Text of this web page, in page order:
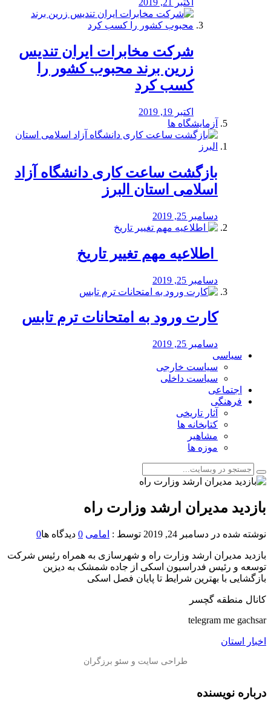
اکتبر 21, 2019
شرکت مخابرات ایران تندیس
زرین برند محبوب کشور را
کسب کرد
اکتبر 19, 2019
آزمایشگاه ها
بازگشت ساعت کاری دانشگاه آزاد
اسلامی استان البرز
دسامبر 25, 2019
️ اطلاعیه مهم تغییر تاریخ
دسامبر 25, 2019
کارت ورود به امتحانات ترم تابس
دسامبر 25, 2019
سیاسی
سیاست خارجی
سیاست داخلی
اجتماعی
فرهنگی
آثار تاریخی
کتابخانه ها
مشاهیر
موزه ها
بازدید مدیران ارشد وزارت راه
نوشته شده در دسامبر 24, 2019 توسط : امامی 0 دیدگاه ها0
بازدید مدیران ارشد وزارت راه و شهرسازی به همراه رئیس شرکت
توسعه و رئیس فدراسیون اسکی از جاده شمشک به دیزین
بازگشایی با بهترین شرایط تا پایان فصل اسکی
کانال منطقه گچسر
telegram me gachsar
اخبار استان
درباره نویسنده